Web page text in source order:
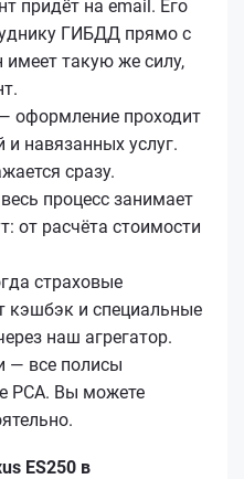
придёт на email. Его
ГИБДД прямо с
такую же силу,
оформление проходит
навязанных услуг.
сразу.
процесс занимает
от расчёта стоимости
страховые
кэшбэк и специальные
наш агрегатор.
— все полисы
РСА. Вы можете
ES250 в